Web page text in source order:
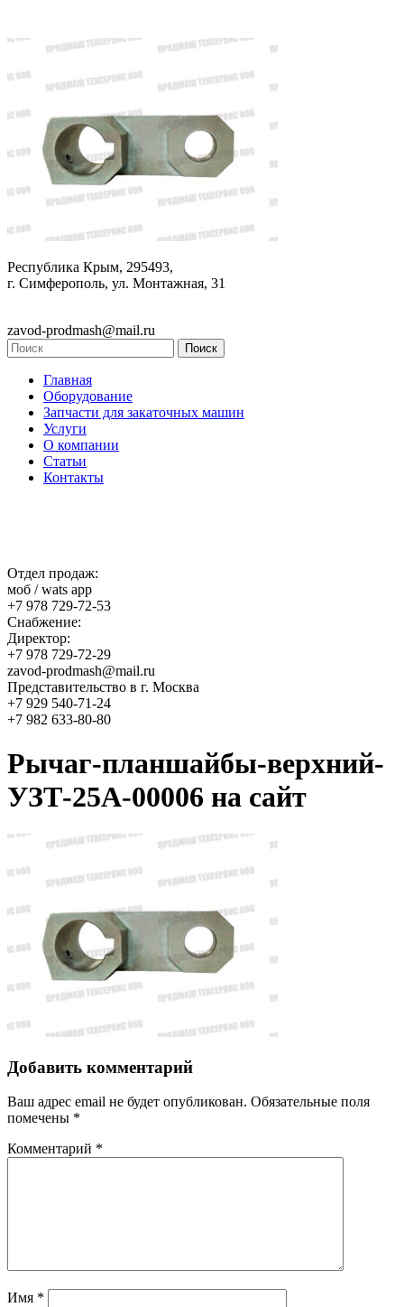
Республика Крым, 295493,
г. Симферополь, ул. Монтажная, 31
zavod-prodmash@mail.ru
Главная
Оборудование
Запчасти для закаточных машин
Услуги
О компании
Статьи
Контакты
Отдел продаж:
моб / wats app
+7 978 729-72-53
Снабжение:
Директор:
+7 978 729-72-29
zavod-prodmash@mail.ru
Представительство в г. Москва
+7 929 540-71-24
+7 982 633-80-80
Рычаг-планшайбы-верхний-
УЗТ-25А-00006 на сайт
Добавить комментарий
Ваш адрес email не будет опубликован. Обязательные поля
помечены *
Комментарий *
Имя *